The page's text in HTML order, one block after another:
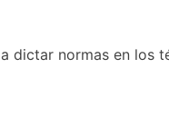
normas en los